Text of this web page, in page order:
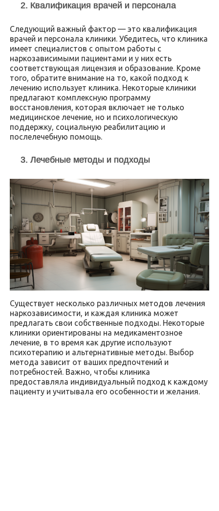
2. Квалификация врачей и персонала
Следующий важный фактор — это квалификация
врачей и персонала клиники. Убедитесь, что клиника
имеет специалистов с опытом работы с
наркозависимыми пациентами и у них есть
соответствующая лицензия и образование. Кроме
того, обратите внимание на то, какой подход к
лечению использует клиника. Некоторые клиники
предлагают комплексную программу
восстановления, которая включает не только
медицинское лечение, но и психологическую
поддержку, социальную реабилитацию и
послелечебную помощь.
3. Лечебные методы и подходы
Существует несколько различных методов лечения
наркозависимости, и каждая клиника может
предлагать свои собственные подходы. Некоторые
клиники ориентированы на медикаментозное
лечение, в то время как другие используют
психотерапию и альтернативные методы. Выбор
метода зависит от ваших предпочтений и
потребностей. Важно, чтобы клиника
предоставляла индивидуальный подход к каждому
пациенту и учитывала его особенности и желания.